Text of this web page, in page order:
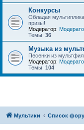
Конкурсы
Обладая
призы!
Модератор:
Темы: 36
Музыка из
Песенки из
Модератор:
Темы: 104
Мультики Список